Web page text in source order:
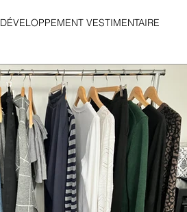
DÉVELOPPEMENT VESTIMENTAIRE